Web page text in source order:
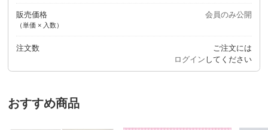
販売価格
（単価 × 入数）
会員のみ公開
注文数
ご注文には
ログイン してください
おすすめ商品